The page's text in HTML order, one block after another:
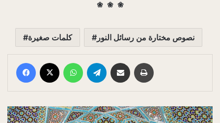
❀ ❀ ❀
كلمات صغيرة نصوص مختارة من رسائل النور
Facebook WhatsAppTelegram E-Posta ile paylaş